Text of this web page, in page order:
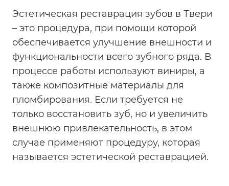
Эстетическая реставрация зубов в Твери
– это процедура, при помощи которой
обеспечивается улучшение внешности и
функциональности всего зубного ряда. В
процессе работы используют виниры, а
также композитные материалы для
пломбирования. Если требуется не
только восстановить зуб, но и увеличить
внешнюю привлекательность, в этом
случае применяют процедуру, которая
называется эстетической реставрацией.